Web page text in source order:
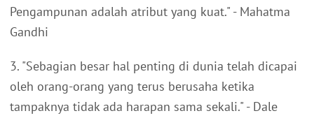
Pengampunan adalah atribut yang kuat." - Mahatma
Gandhi
3. "Sebagian besar hal penting di dunia telah dicapai
oleh orang-orang yang terus berusaha ketika
tampaknya tidak ada harapan sama sekali." - Dale